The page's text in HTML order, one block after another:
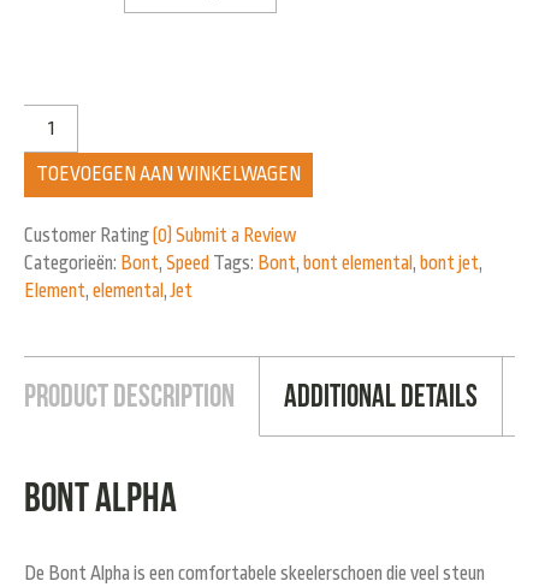
TOEVOEGEN AAN WINKELWAGEN
Customer Rating(0) Submit a Review
Categorieën: Bont, Speed Tags: Bont, bont elemental, bont jet,
Element, elemental,Jet
Product Description Additional Details
Bont Alpha
De Bont Alpha is een comfortabele skeelerschoen die veel steun